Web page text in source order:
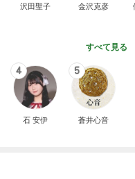
沢田聖子 金沢克彦
すべて見る
4
石 安伊
5
蒼井心音